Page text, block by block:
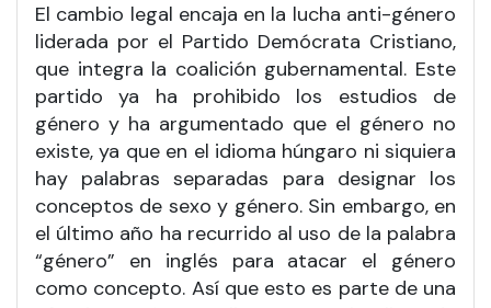
El cambio legal encaja en la lucha anti-género
liderada por el Partido Demócrata Cristiano,
que integra la coalición gubernamental. Este
partido ya ha prohibido los estudios de
género y ha argumentado que el género no
existe, ya que en el idioma húngaro ni siquiera
hay palabras separadas para designar los
conceptos de sexo y género. Sin embargo, en
el último año ha recurrido al uso de la palabra
“género” en inglés para atacar el género
como concepto. Así que esto es parte de una